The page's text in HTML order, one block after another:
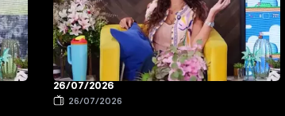
26/07/2026
26/07/2026